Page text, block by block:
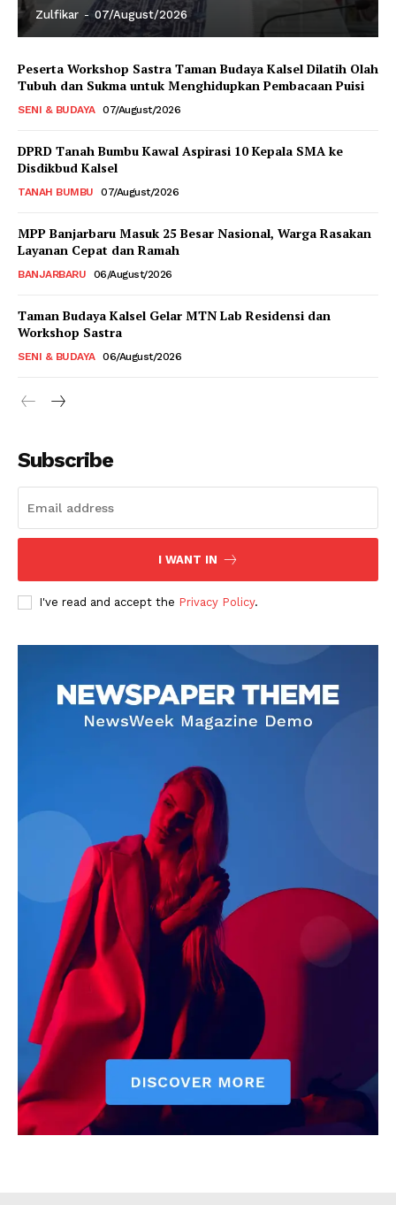
Zulfikar - 07/August/2026
Peserta Workshop Sastra Taman Budaya Kalsel Dilatih Olah
Tubuh dan Sukma untuk Menghidupkan Pembacaan Puisi
SENI & BUDAYA 07/August/2026
DPRD Tanah Bumbu Kawal Aspirasi 10 Kepala SMA ke
Disdikbud Kalsel
TANAH BUMBU 07/August/2026
MPP Banjarbaru Masuk 25 Besar Nasional, Warga Rasakan
Layanan Cepat dan Ramah
BANJARBARU 06/August/2026
Taman Budaya Kalsel Gelar MTN Lab Residensi dan
Workshop Sastra
SENI & BUDAYA 06/August/2026
Subscribe
I WANT IN
I've read and accept the Privacy Policy.